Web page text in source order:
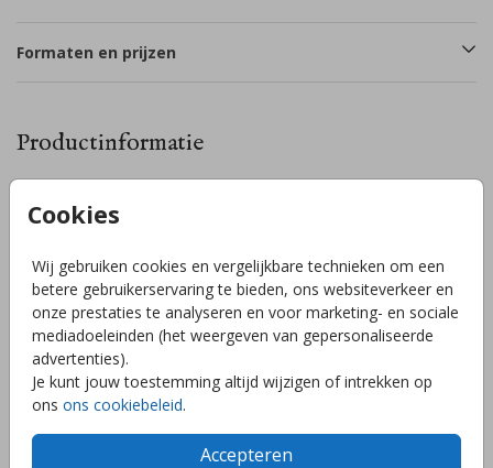
Cookies
Wij gebruiken cookies en vergelijkbare technieken om een
betere gebruikerservaring te bieden, ons websiteverkeer en
onze prestaties te analyseren en voor marketing- en sociale
mediadoeleinden (het weergeven van gepersonaliseerde
advertenties).
Je kunt jouw toestemming altijd wijzigen of intrekken op
ons ons cookiebeleid.
Accepteren
Formaten en prijzen
Productinformatie
Omschrijving
koekjesvorm gestanst met een golfrand of golvende
bubbels. Pas zelf de achtergrondkleur aan naar jouw wens
en smaak! Let op, dit kaartje is kleiner dan het formaat wat
je kiest. Bij 10x15cm is het kaartje ongeveer 10x12cm en bij
11,4x17,1cm is het kaartje ongeveer 11,4x14cm. // CHARLIE
Toon meer
Collectie